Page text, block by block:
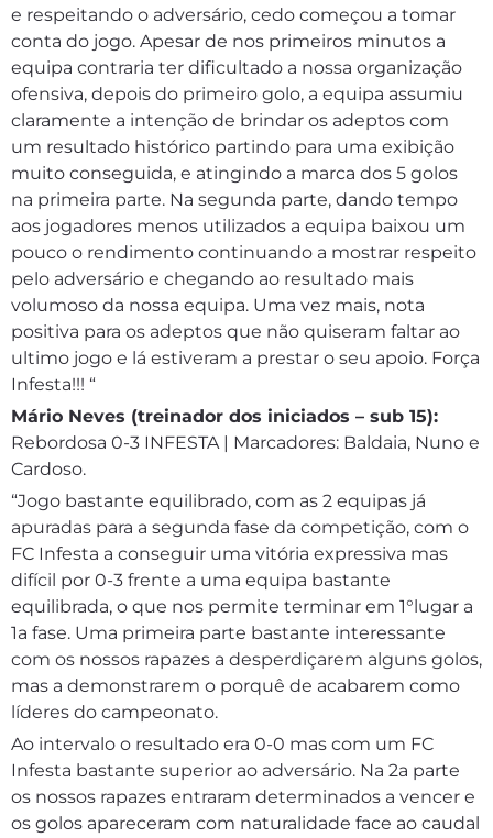
e respeitando o adversário, cedo começou a tomar
conta do jogo. Apesar de nos primeiros minutos a
equipa contraria ter dificultado a nossa organização
ofensiva, depois do primeiro golo, a equipa assumiu
claramente a intenção de brindar os adeptos com
um resultado histórico partindo para uma exibição
muito conseguida, e atingindo a marca dos 5 golos
na primeira parte. Na segunda parte, dando tempo
aos jogadores menos utilizados a equipa baixou um
pouco o rendimento continuando a mostrar respeito
pelo adversário e chegando ao resultado mais
volumoso da nossa equipa. Uma vez mais, nota
positiva para os adeptos que não quiseram faltar ao
ultimo jogo e lá estiveram a prestar o seu apoio. Força
Infesta!!! “
Mário Neves (treinador dos iniciados – sub 15):
Rebordosa 0-3 INFESTA | Marcadores: Baldaia, Nuno e
Cardoso.
“Jogo bastante equilibrado, com as 2 equipas já
apuradas para a segunda fase da competição, com o
FC Infesta a conseguir uma vitória expressiva mas
difícil por 0-3 frente a uma equipa bastante
equilibrada, o que nos permite terminar em 1°lugar a
1a fase. Uma primeira parte bastante interessante
com os nossos rapazes a desperdiçarem alguns golos,
mas a demonstrarem o porquê de acabarem como
líderes do campeonato.
Ao intervalo o resultado era 0-0 mas com um FC
Infesta bastante superior ao adversário. Na 2a parte
os nossos rapazes entraram determinados a vencer e
os golos apareceram com naturalidade face ao caudal